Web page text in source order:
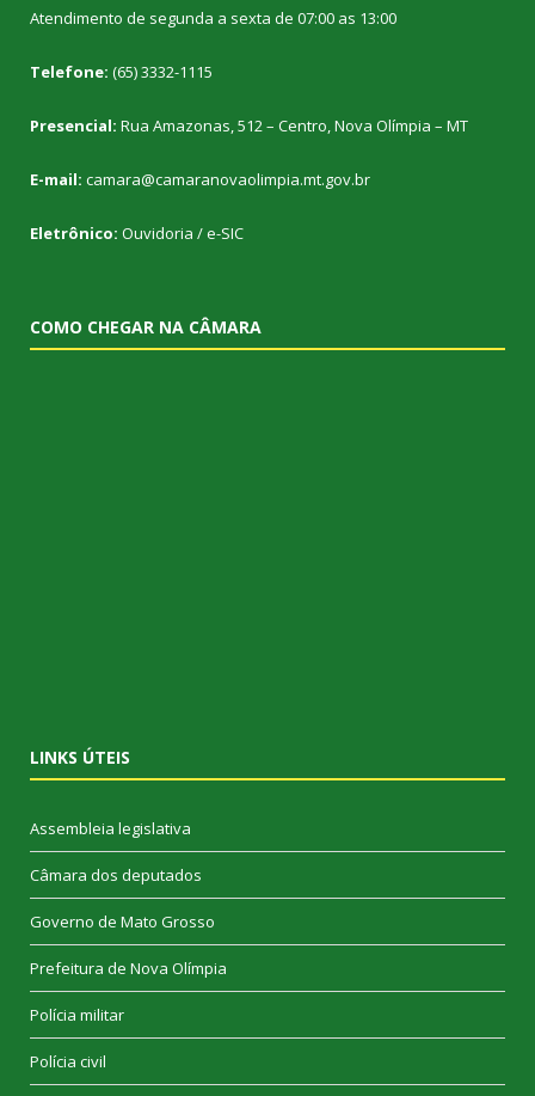
Atendimento de segunda a sexta de 07:00 as 13:00
Telefone: (65) 3332-1115
Presencial: Rua Amazonas, 512 – Centro, Nova Olímpia – MT
E-mail: camara@camaranovaolimpia.mt.gov.br
Eletrônico: Ouvidoria /e-SIC
COMO CHEGAR NA CÂMARA
LINKS ÚTEIS
Assembleia legislativa
Câmara dos deputados
Governo de Mato Grosso
Prefeitura de Nova Olímpia
Polícia militar
Polícia civil